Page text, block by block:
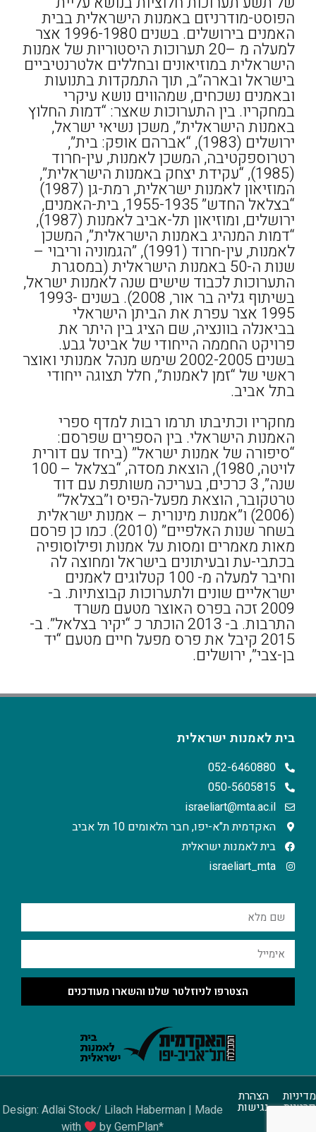
הפוסט-מודרניזם באמנות הישראלית בבית
האמנים בירושלים. בשנים 1996-1980 אצר
למעלה מ –20 תערוכות היסטוריות של אמנות
הישראלית במוזיאונים ובחללים אלטרנטיביים
בישראל ובארה”ב, תוך התמקדות בתנועות
ובאמנים נשכחים, שמהווים נושא עיקרי
במחקריו. בין התערוכות שאצר: “דמות החלוץ
באמנות הישראלית”, משכן נשיאי ישראל,
ירושלים (1983), “אברהם אופק: בית”,
רטרוספקטיבה, המשכן לאמנות, עין-חרוד
(1985), “עקידת יצחק באמנות הישראלית”,
המוזיאון לאמנות ישראלית, רמת-גן (1987)
“בצלאל החדש” 1955-1935, בית-האמנים,
ירושלים, ומוזיאון תל-אביב לאמנות (1987),
“דמות המנהיג באמנות הישראלית”, המשכן
לאמנות, עין-חרוד (1991), ”הגמוניה וריבוי –
שנות ה-50 באמנות הישראלית (במסגרת
התערוכות לכבוד שישים שנה לאמנות ישראל,
בשיתוף גליה בר אור, 2008). בשנים 1993-
1995 אצר עפרת את הביתן הישראלי
בביאנלה בוונציה, שם הציג בין היתר את
פרויקט החממה הייחודי של אביטל גבע.
בשנים 2002-2005 שימש מנהל אמנותי ואוצר
ראשי של “זמן לאמנות”, חלל תצוגה ייחודי
בתל אביב.
מחקריו וכתיבתו תרמו רבות למדף ספרי
האמנות הישראלי. בין הספרים שפרסם:
“סיפורה של אמנות ישראל” (ביחד עם דורית
לויטה, 1980), הוצאת מסדה, “בצלאל – 100
שנה”, 3 כרכים, בעריכה משותפת עם דוד
טרטקובר, הוצאת מפעל-הפיס ו”בצלאל”
(2006) ו”אמנות מינורית – אמנות ישראלית
בשחר שנות האלפיים” (2010). כמו כן פרסם
מאות מאמרים ומסות על אמנות ופילוסופיה
בכתבי-עת ובעיתונים בישראל ומחוצה לה
וחיבר למעלה מ- 100 קטלוגים לאמנים
ישראליים שונים ולתערוכות קבוצתיות. ב-
2009 זכה בפרס האוצר מטעם משרד
התרבות. ב- 2013 הוכתר כ “יקיר בצלאל”. ב-
2015 קיבל את פרס מפעל חיים מטעם “יד
בן-צבי”, ירושלים.
בית לאמנות ישראלית
052-6460880
050-5605815
israeliart@mta.ac.il
האקדמית ת"א-יפו, חבר הלאומים 10 תל אביב
בית לאמנות ישראלית
israeliart_mta
הצטרפו לניוזלטר שלנו והשארו מעודכנים
מדיניות
פרטיות
הצהרת
נגישות
Design: Adlai Stock/ Lilach Haberman | Made
with
by GemPlan*